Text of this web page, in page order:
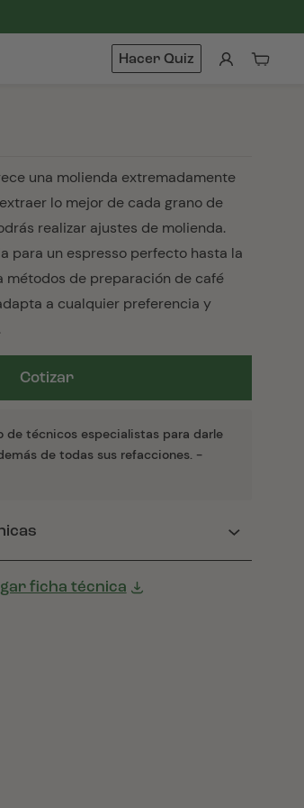
Hacer Quiz
Iniciar
una molienda extremadamente
lo mejor de cada grano de
realizar ajustes de molienda.
para un espresso perfecto hasta la
métodos de preparación de café
a cualquier preferencia y
Cotizar
de técnicos especialistas para darle
de todas sus refacciones. -
ficha técnica